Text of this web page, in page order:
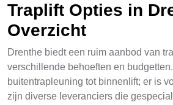
Traplift Opties in
Overzicht
Drenthe biedt een ruim aanbod van
verschillende behoeften en
buitentrapleuning tot binnenlift; er is
zijn diverse leveranciers die